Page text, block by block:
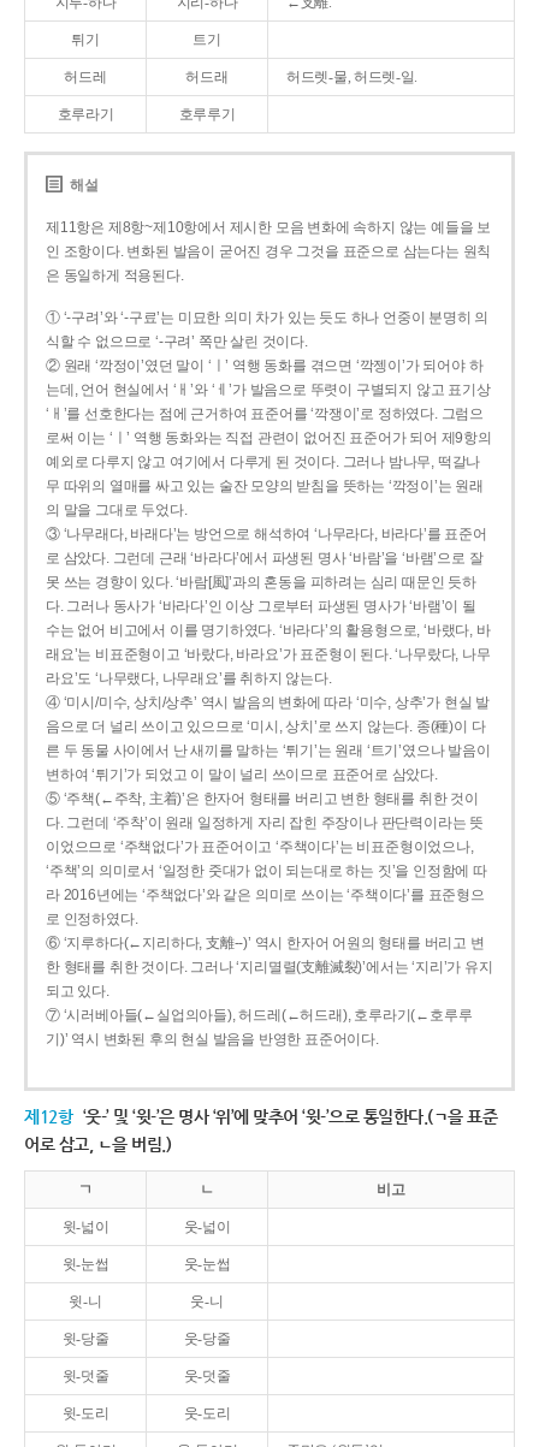
튀기 트기
허드레 허드래 허드렛-물, 허드렛-일.
호루라기 호루루기
해설
제11항은 제8항~제10항에서 제시한 모음 변화에 속하지 않는 예들을 보
인 조항이다. 변화된 발음이 굳어진 경우 그것을 표준으로 삼는다는 원칙
은 동일하게 적용된다.
① ‘-구려’와 ‘-구료’는 미묘한 의미 차가 있는 듯도 하나 언중이 분명히 의
식할 수 없으므로 ‘-구려’ 쪽만 살린 것이다.
② 원래 ‘깍정이’였던 말이 ‘ㅣ’ 역행 동화를 겪으면 ‘깍젱이’가 되어야 하
는데, 언어 현실에서 ‘ㅐ’와 ‘ㅔ’가 발음으로 뚜렷이 구별되지 않고 표기상
‘ㅐ’를 선호한다는 점에 근거하여 표준어를 ‘깍쟁이’로 정하였다. 그럼으
로써 이는 ‘ㅣ’ 역행 동화와는 직접 관련이 없어진 표준어가 되어 제9항의
예외로 다루지 않고 여기에서 다루게 된 것이다. 그러나 밤나무, 떡갈나
무 따위의 열매를 싸고 있는 술잔 모양의 받침을 뜻하는 ‘깍정이’는 원래
의 말을 그대로 두었다.
③ ‘나무래다, 바래다’는 방언으로 해석하여 ‘나무라다, 바라다’를 표준어
로 삼았다. 그런데 근래 ‘바라다’에서 파생된 명사 ‘바람’을 ‘바램’으로 잘
못 쓰는 경향이 있다. ‘바람[風]’과의 혼동을 피하려는 심리 때문인 듯하
다. 그러나 동사가 ‘바라다’인 이상 그로부터 파생된 명사가 ‘바램’이 될
수는 없어 비고에서 이를 명기하였다. ‘바라다’의 활용형으로, ‘바랬다, 바
래요’는 비표준형이고 ‘바랐다, 바라요’가 표준형이 된다. ‘나무랐다, 나무
라요’도 ‘나무랬다, 나무래요’를 취하지 않는다.
④ ‘미시/미수, 상치/상추’ 역시 발음의 변화에 따라 ‘미수, 상추’가 현실 발
음으로 더 널리 쓰이고 있으므로 ‘미시, 상치’로 쓰지 않는다. 종(種)이 다
른 두 동물 사이에서 난 새끼를 말하는 ‘튀기’는 원래 ‘트기’였으나 발음이
변하여 ‘튀기’가 되었고 이 말이 널리 쓰이므로 표준어로 삼았다.
⑤ ‘주책(←주착, 主着)’은 한자어 형태를 버리고 변한 형태를 취한 것이
다. 그런데 ‘주착’이 원래 일정하게 자리 잡힌 주장이나 판단력이라는 뜻
이었으므로 ‘주책없다’가 표준어이고 ‘주책이다’는 비표준형이었으나,
‘주책’의 의미로서 ‘일정한 줏대가 없이 되는대로 하는 짓’을 인정함에 따
라 2016년에는 ‘주책없다’와 같은 의미로 쓰이는 ‘주책이다’를 표준형으
로 인정하였다.
⑥ ‘지루하다(←지리하다, 支離--)’ 역시 한자어 어원의 형태를 버리고 변
한 형태를 취한 것이다. 그러나 ‘지리멸렬(支離滅裂)’에서는 ‘지리’가 유지
되고 있다.
⑦ ‘시러베아들(←실업의아들), 허드레(←허드래), 호루라기(←호루루
기)’ 역시 변화된 후의 현실 발음을 반영한 표준어이다.
제12항 ‘웃-’ 및 ‘윗-’은 명사 ‘위’에 맞추어 ‘윗-’으로 통일한다.(ㄱ을 표준
어로 삼고, ㄴ을 버림.)
ㄱ ㄴ 비고
윗-넓이 웃-넓이
윗-눈썹 웃-눈썹
윗-니 웃-니
윗-당줄 웃-당줄
윗-덧줄 웃-덧줄
윗-도리 웃-도리